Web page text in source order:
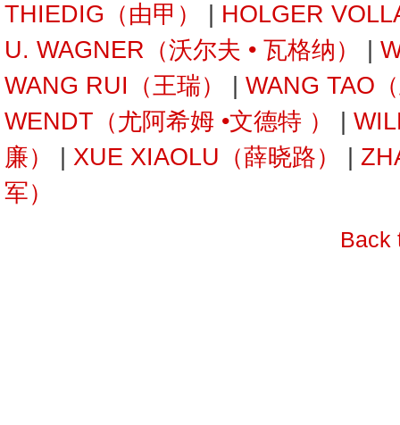
THIEDIG（由甲）
HOLGER
U. WAGNER（沃尔夫 • 瓦格纳）
WANG RUI（王瑞）
WANG TAO
WENDT（尤阿希姆 •文德特 ）
廉）
XUE XIAOLU（薛晓路）
军）
Back